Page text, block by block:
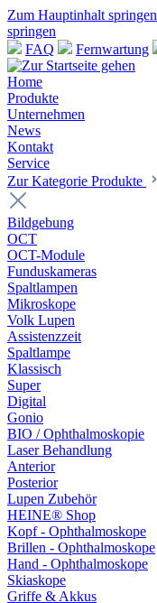
Zum Hauptinhalt springen
springen
FAQ
Fernwartung
Home
Produkte
Unternehmen
News
Kontakt
Service
Zur Kategorie Produkte
Bildgebung
OCT
OCT-Module
Funduskameras
Spaltlampen
Mikroskope
Volk Lupen
Assistenzzeit
Spaltlampe
Klassisch
Super
Digital
Gonio
BIO / Ophthalmoskopie
Laser Behandlung
Anterior
Posterior
Lupen Zubehör
HEINE® Shop
Kopf - Ophthalmoskope
Brillen - Ophthalmoskope
Hand - Ophthalmoskope
Skiaskope
Griffe & Akkus